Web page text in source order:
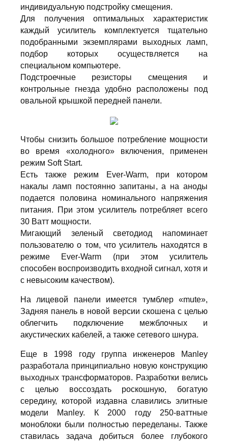
индивидуальную подстройку смещения.
Для получения оптимальных характеристик
каждый усилитель комплектуется тщательно
подобранными экземплярами выходных ламп,
подбор которых осуществляется на
специальном компьютере.
Подстроечные резисторы смещения и
контрольные гнезда удобно расположены под
овальной крышкой передней панели.
Чтобы снизить большое потребление мощности
во время «холодного» включения, применен
режим Soft Start.
Есть также режим Ever-Warm, при котором
накалы ламп постоянно запитаны, а на аноды
подается половина номинального напряжения
питания. При этом усилитель потребляет всего
30 Ватт мощности.
Мигающий зеленый светодиод напоминает
пользователю о том, что усилитель находятся в
режиме Ever-Warm (при этом усилитель
способен воспроизводить входной сигнал, хотя и
с невысоким качеством).
На лицевой панели имеется тумблер «mute»,
Задняя панель в новой версии скошена с целью
облегчить подключение межблочных и
акустических кабелей, а также сетевого шнура.
Еще в 1998 году группа инженеров Manley
разработала принципиально новую конструкцию
выходных трансформаторов. Разработки велись
с целью воссоздать роскошную, богатую
середину, которой издавна славились элитные
модели Manley. К 2000 году 250-ваттные
моноблоки были полностью переделаны. Также
ставилась задача добиться более глубокого